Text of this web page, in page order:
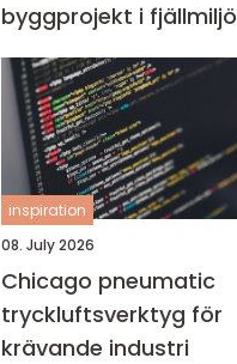
byggprojekt i fjällmiljö
inspiration
08. July 2026
Chicago pneumatic
tryckluftsverktyg för
krävande industri